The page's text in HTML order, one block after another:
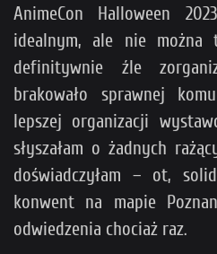
AnimeCon Halloween
idealnym, ale nie można
definitywnie źle
brakowało sprawnej
lepszej organizacji
słyszałam o żadnych
doświadczyłam – ot,
konwent na mapie
odwiedzenia chociaż raz.